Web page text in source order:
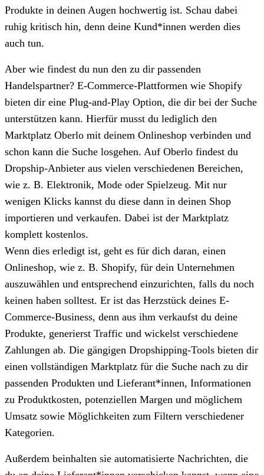
Produkte in deinen Augen hochwertig ist. Schau dabei
ruhig kritisch hin, denn deine Kund*innen werden dies
auch tun.
Aber wie findest du nun den zu dir passenden
Handelspartner? E-Commerce-Plattformen wie Shopify
bieten dir eine Plug-and-Play Option, die dir bei der Suche
unterstützen kann. Hierfür musst du lediglich den
Marktplatz Oberlo mit deinem Onlineshop verbinden und
schon kann die Suche losgehen. Auf Oberlo findest du
Dropship-Anbieter aus vielen verschiedenen Bereichen,
wie z. B. Elektronik, Mode oder Spielzeug. Mit nur
wenigen Klicks kannst du diese dann in deinen Shop
importieren und verkaufen. Dabei ist der Marktplatz
komplett kostenlos.
Wenn dies erledigt ist, geht es für dich daran, einen
Onlineshop, wie z. B. Shopify, für dein Unternehmen
auszuwählen und entsprechend einzurichten, falls du noch
keinen haben solltest. Er ist das Herzstück deines E-
Commerce-Business, denn aus ihm verkaufst du deine
Produkte, generierst Traffic und wickelst verschiedene
Zahlungen ab. Die gängigen Dropshipping-Tools bieten dir
einen vollständigen Marktplatz für die Suche nach zu dir
passenden Produkten und Lieferant*innen, Informationen
zu Produktkosten, potenziellen Margen und möglichem
Umsatz sowie Möglichkeiten zum Filtern verschiedener
Kategorien.
Außerdem beinhalten sie automatisierte Nachrichten, die